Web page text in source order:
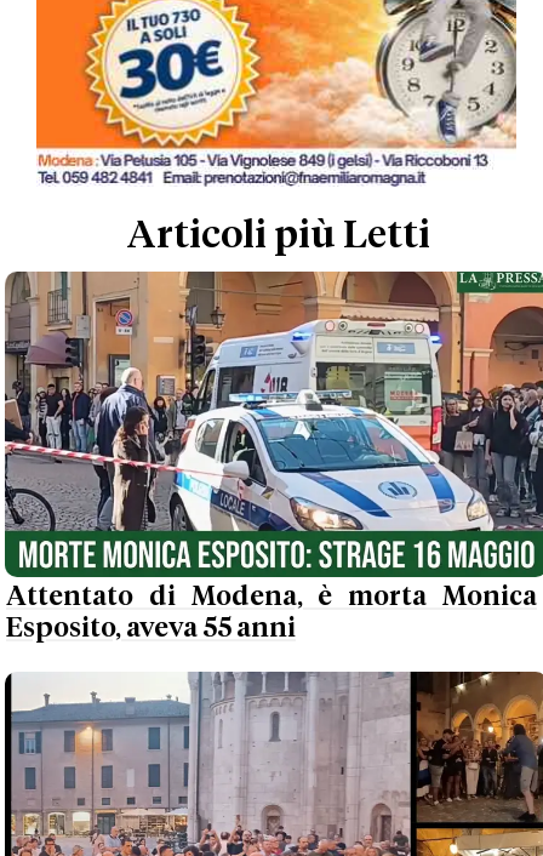
Articoli più Letti
Attentato di Modena, è morta Monica
Esposito, aveva 55 anni